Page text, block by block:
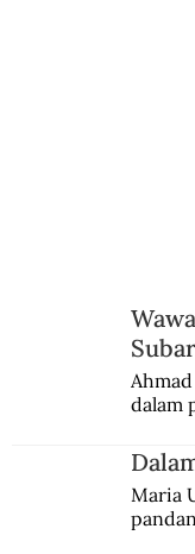
Menteri
dalam
Jules
Maria